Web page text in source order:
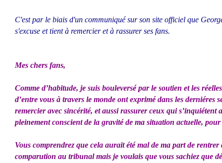
C'est par le biais d'un communiqué sur son site officiel que
s'excuse et tient à remercier et à rassurer ses fans.
Mes chers fans,
Comme d’habitude, je suis bouleversé par le soutien et les
d’entre vous à travers le monde ont exprimé dans les derniéres
remercier avec sincérité, et aussi rassurer ceux qui s’inquiétent
pleinement conscient de la gravité de ma situation actuelle, pour
Vous comprendrez que cela aurait été mal de ma part de rentrer
comparution au tribunal mais je voulais que vous sachiez que